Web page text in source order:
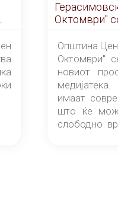
Октомври"
од
Општина
Октомври"
новиот
имаат
што ќе
слободно